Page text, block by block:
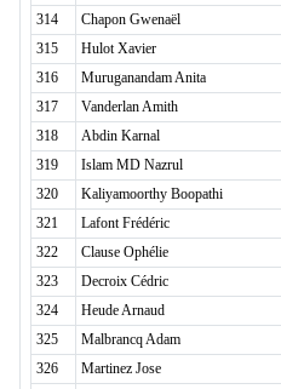
314
Chapon Gwenaël
315
Hulot Xavier
316
Muruganandam Anita
317
Vanderlan Amith
318
Abdin Karnal
319
Islam MD Nazrul
320
Kaliyamoorthy Boopathi
321
Lafont Frédéric
322
Clause Ophélie
323
Decroix Cédric
324
Heude Arnaud
325
Malbrancq Adam
326
Martinez Jose